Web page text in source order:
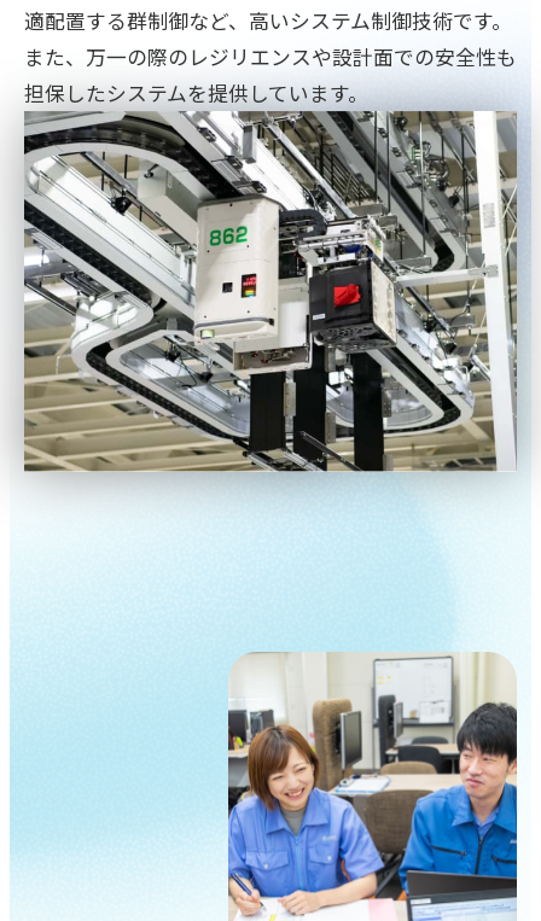
適配置する群制御など、高いシステム制御技術です。
また、万一の際のレジリエンスや設計面での安全性も
担保したシステムを提供しています。